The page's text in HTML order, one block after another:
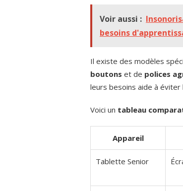
Voir aussi :
besoins
Il existe des modèles
boutons et de polices
leurs besoins aide à éviter
Voici un tableau
Appareil
Tablette Senior